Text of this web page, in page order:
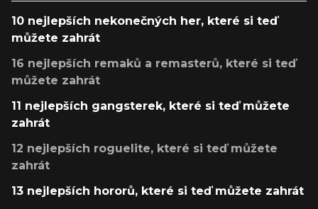
10 nejlepších nekonečných her, které si teď
můžete zahrát
16 nejlepších remaků a remasterů, které si teď
můžete zahrát
11 nejlepších gangsterek, které si teď můžete
zahrát
12 nejlepších roguelite, které si teď můžete
zahrát
13 nejlepších hororů, které si teď můžete zahrát